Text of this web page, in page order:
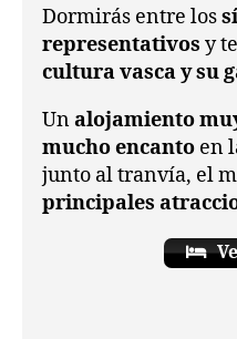
Dormirás entre los
representativos y
cultura vasca y su
Unalojamiento
mucho encanto en
junto al tranvía, el
principales